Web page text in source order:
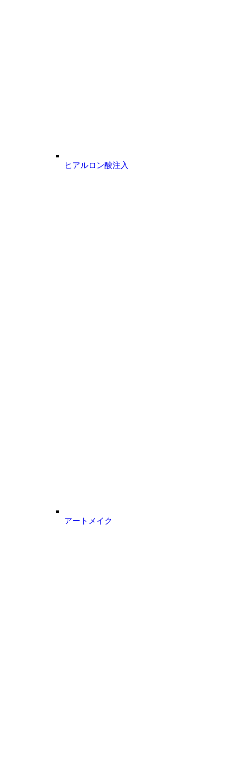
ヒアルロン酸注入
アートメイク